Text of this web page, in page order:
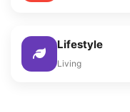
Lifestyle
Living